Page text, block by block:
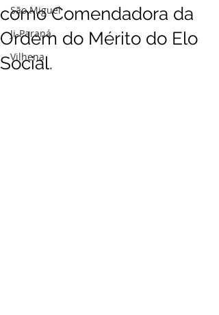
São Miguel
Ji-Paraná
Vilhena
como Comendadora da
Ordem do Mérito do Elo
Social.